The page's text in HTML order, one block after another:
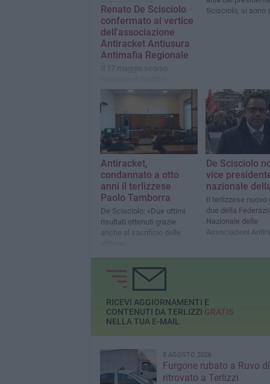
Renato De Scisciolo
confermato al vertice
dell'associazione
Antiracket Antiusura
Antimafia Regionale
Il 17 maggio scorso
Scisciolo, si sono
Antiracket,
condannato a otto
anni il terlizzese
Paolo Tamborra
De Scisciolo: «Due ottimi
risultati ottenuti grazie
anche al sacrificio delle
De Scisciolo
vice
nazionale
Il terlizzese nuovo
due della
Nazionale delle
Associazioni
RICEVI AGGIORNAMENTI E
CONTENUTI DA TERLIZZI GRATIS
NELLA TUA E-MAIL
8 AGOSTO 2026
Furgone rubato a Ruvo
ritrovato a Terlizzi